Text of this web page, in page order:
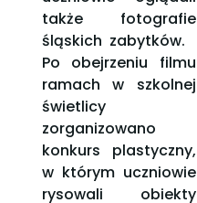
także fotografie
śląskich zabytków.
Po obejrzeniu filmu
ramach w szkolnej
świetlicy
zorganizowano
konkurs plastyczny,
w którym uczniowie
rysowali obiekty